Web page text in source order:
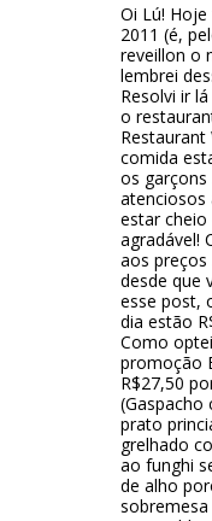
Oi Lú!
2011 (é,
reveillon o
lembrei
Resolvi ir
o
Restaurant
comida
os garçons
atenciosos
estar
agradável!
aos preços
desde que
esse post,
dia estão
Como
promoção
R$27,50
(Gaspacho
prato
grelhado
ao funghi
de alho